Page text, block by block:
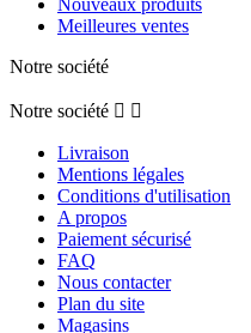
Nouveaux produits
Meilleures ventes
Notre société
Notre société  
Livraison
Mentions légales
Conditions d'utilisation
A propos
Paiement sécurisé
FAQ
Nous contacter
Plan du site
Magasins